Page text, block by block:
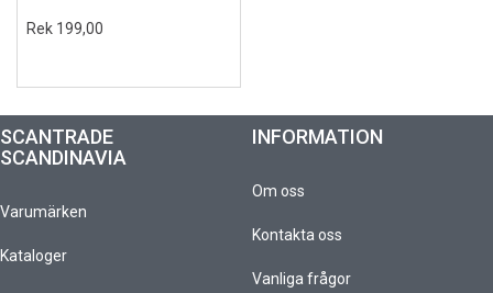
Rek 199,00
SCANTRADE
SCANDINAVIA
Varumärken
Kataloger
INFORMATION
Om oss
Kontakta oss
Vanliga frågor